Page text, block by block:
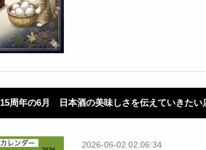
15周年の6月 日本酒の美味しさを伝えていきたい
2026-06-02 02:06:34